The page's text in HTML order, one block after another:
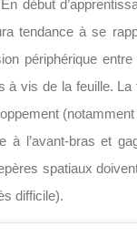
début
tendance à se
périphérique
à vis de la feuille. La
à l’avant-bras et
spatiaux
difficile).